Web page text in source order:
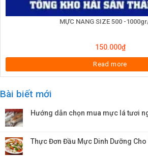
MỰC NANG SIZE 500 -
150.000₫
Read more
Bài biết mới
Hướng dẫn chọn mua mực lá tươi
Thực Đơn Đầu Mực Dinh Dưỡng Cho